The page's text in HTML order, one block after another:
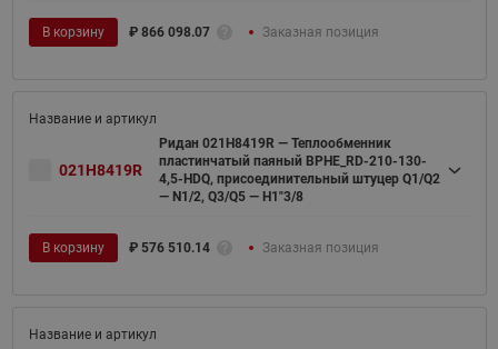
В корзину ₽ 866 098.07 Заказная позиция
021H8419R
Ридан 021H8419R — Теплообменник
пластинчатый паяный BPHE_RD-210-130-
4,5-HDQ, присоединительный штуцер Q1/Q2
— N1/2, Q3/Q5 — H1"3/8
В корзину ₽ 576 510.14 Заказная позиция